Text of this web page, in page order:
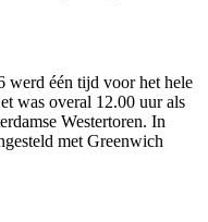
werd één tijd voor het hele
was overal 12.00 uur als
Westertoren. In
met Greenwich